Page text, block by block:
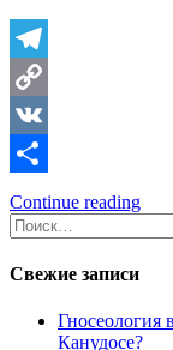
Telegram
Copy
Link
VK
Отправить
Continue reading
Найти:
Свежие записи
Гносеология
Канудосе?